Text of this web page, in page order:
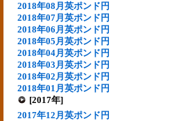
2018年08月英ポンド円
2018年07月英ポンド円
2018年06月英ポンド円
2018年05月英ポンド円
2018年04月英ポンド円
2018年03月英ポンド円
2018年02月英ポンド円
2018年01月英ポンド円
[2017年]
2017年12月英ポンド円